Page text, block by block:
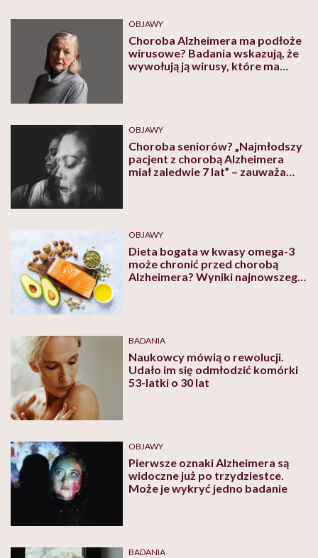
OBJAWY
Choroba Alzheimera ma podłoże
wirusowe? Badania wskazują, że
wywołują ją wirusy, które ma
OBJAWY
Choroba seniorów? „Najmłodszy
pacjent z chorobą Alzheimera
miał zaledwie 7 lat” – zauważa
OBJAWY
Dieta bogata w kwasy omega-3
może chronić przed chorobą
Alzheimera? Wyniki najnowszego
BADANIA
Naukowcy mówią o rewolucji.
Udało im się odmłodzić komórki
53-latki o 30 lat
OBJAWY
Pierwsze oznaki Alzheimera są
widoczne już po trzydziestce.
Może je wykryć jedno badanie
BADANIA